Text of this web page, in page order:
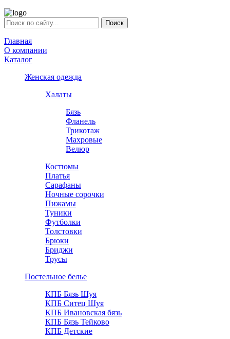
Главная
О компании
Каталог
Женская одежда
Халаты
Бязь
Фланель
Трикотаж
Махровые
Велюр
Костюмы
Платья
Сарафаны
Ночные сорочки
Пижамы
Туники
Футболки
Толстовки
Брюки
Бриджи
Трусы
Постельное белье
КПБ Бязь Шуя
КПБ Ситец Шуя
КПБ Ивановская бязь
КПБ Бязь Тейково
КПБ Детские